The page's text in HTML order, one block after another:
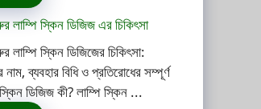
লাম্পি স্কিন ডিজিজ এর চিকিৎসা
লাম্পি স্কিন ডিজিজের চিকিৎসা:
ব্যবহার বিধি ও প্রতিরোধের সম্পূর্ণ
ডিজিজ কী? লাম্পি স্কিন ...